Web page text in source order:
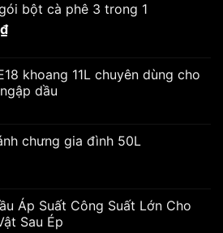
bột cà phê 3 trong 1
₫
khoang 11L chuyên dùng cho
dầu
chưng gia đình 50L
Áp Suất Công Suất Lớn Cho
Sau Ép